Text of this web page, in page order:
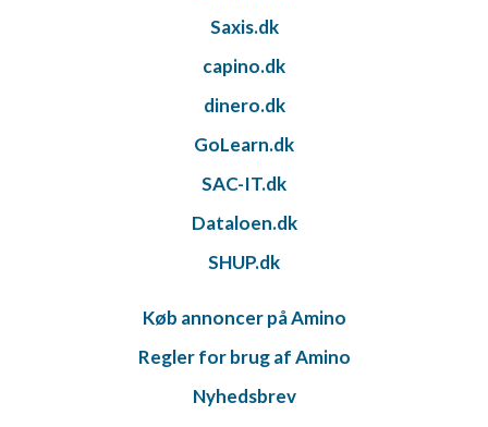
Saxis.dk
capino.dk
dinero.dk
GoLearn.dk
SAC-IT.dk
Dataloen.dk
SHUP.dk
Køb annoncer på Amino
Regler for brug af Amino
Nyhedsbrev